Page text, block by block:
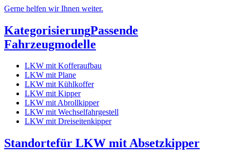
Gerne helfen wir Ihnen weiter.
KategorisierungPassende
Fahrzeugmodelle
LKW mit Kofferaufbau
LKW mit Plane
LKW mit Kühlkoffer
LKW mit Kipper
LKW mit Abrollkipper
LKW mit Wechselfahrgestell
LKW mit Dreiseitenkipper
Standortefür LKW mit Absetzkipper